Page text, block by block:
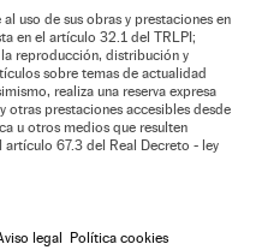
uso de sus obras y prestaciones en
en el artículo 32.1 del TRLPI;
reproducción, distribución y
sobre temas de actualidad
realiza una reserva expresa
otras prestaciones accesibles desde
u otros medios que resulten
67.3 del Real Decreto - ley
legal Política cookies